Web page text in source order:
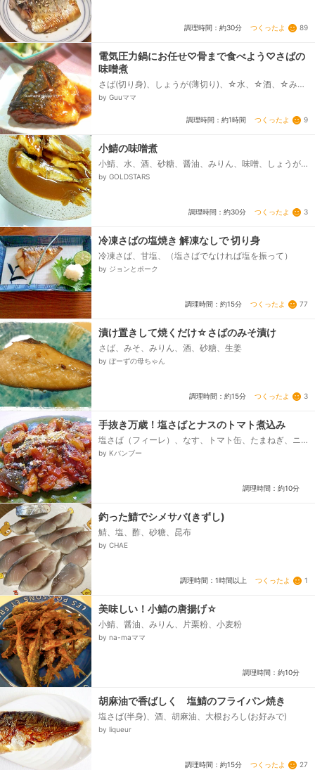
調理時間：約30分 つくったよ 89
電気圧力鍋にお任せ♡骨まで食べよう♡さばの
味噌煮
さば(切り身)、しょうが(薄切り)、☆水、☆酒、☆みり
ん、☆砂糖、☆味噌、⚫味噌、⚫醤油
by Guuママ
調理時間：約1時間 つくったよ 9
小鯖の味噌煮
小鯖、水、酒、砂糖、醤油、みりん、味噌、しょうが
（チューブ）、酢
by GOLDSTARS
調理時間：約30分 つくったよ 3
冷凍さばの塩焼き 解凍なしで 切り身
冷凍さば、甘塩、（塩さばでなければ塩を振って）
by ジョンとポーク
調理時間：約15分 つくったよ 77
漬け置きして焼くだけ☆さばのみそ漬け
さば、みそ、みりん、酒、砂糖、生姜
by ぼーずの母ちゃん
調理時間：約15分 つくったよ 3
手抜き万歳！塩さばとナスのトマト煮込み
塩さば（フィーレ）、なす、トマト缶、たまねぎ、ニ
ンニク、お酒、オリーブオイル、粉チーズ
by Kバンブー
調理時間：約10分
釣った鯖でシメサバ(きずし)
鯖、塩、酢、砂糖、昆布
by CHAE
調理時間：1時間以上 つくったよ 1
美味しい！小鯖の唐揚げ☆
小鯖、醤油、みりん、片栗粉、小麦粉
by na-maママ
調理時間：約10分
胡麻油で香ばしく 塩鯖のフライパン焼き
塩さば(半身)、酒、胡麻油、大根おろし(お好みで)
by liqueur
調理時間：約15分 つくったよ 27